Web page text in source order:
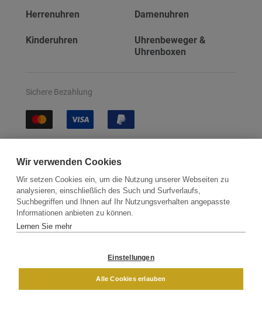
Herrenuhren Damenuhren
Kinderuhren
Uhrenbeweger &
Uhrenboxen
Sichere Bezahlung
Kontakt Newsletter Partner
Versand
DAMEN
Wir verwenden Cookies
Wir setzen Cookies ein, um die Nutzung unserer Webseiten zu
analysieren, einschließlich des Such und Surfverlaufs,
Suchbegriffen und Ihnen auf Ihr Nutzungsverhalten angepasste
Informationen anbieten zu können.
Lernen Sie mehr
Einstellungen
Alle Cookies erlauben